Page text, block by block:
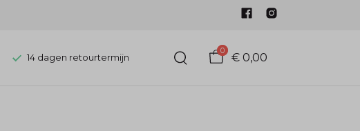
14 dagen retourtermijn
0
€ 0,00